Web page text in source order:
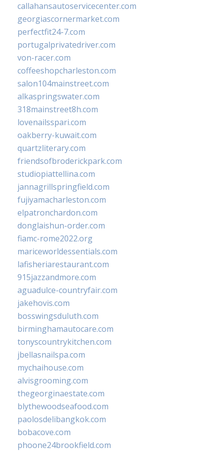
callahansautoservicecenter.com
georgiascornermarket.com
perfectfit24-7.com
portugalprivatedriver.com
von-racer.com
coffeeshopcharleston.com
salon104mainstreet.com
alkaspringswater.com
318mainstreet8h.com
lovenailsspari.com
oakberry-kuwait.com
quartzliterary.com
friendsofbroderickpark.com
studiopiattellina.com
jannagrillspringfield.com
fujiyamacharleston.com
elpatronchardon.com
donglaishun-order.com
fiamc-rome2022.org
mariceworldessentials.com
lafisheriarestaurant.com
915jazzandmore.com
aguadulce-countryfair.com
jakehovis.com
bosswingsduluth.com
birminghamautocare.com
tonyscountrykitchen.com
jbellasnailspa.com
mychaihouse.com
alvisgrooming.com
thegeorginaestate.com
blythewoodseafood.com
paolosdelibangkok.com
bobacove.com
phoone24brookfield.com